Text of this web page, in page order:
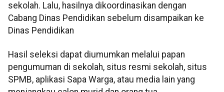
sekolah. Lalu, hasilnya dikoordinasikan dengan
Cabang Dinas Pendidikan sebelum disampaikan ke
Dinas Pendidikan
Hasil seleksi dapat diumumkan melalui papan
pengumuman di sekolah, situs resmi sekolah, situs
SPMB, aplikasi Sapa Warga, atau media lain yang